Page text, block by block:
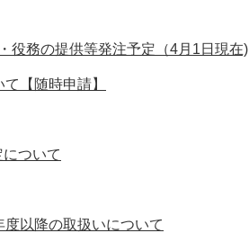
務の提供等発注予定（4月1日現在)
【随時申請】
ついて
以降の取扱いについて